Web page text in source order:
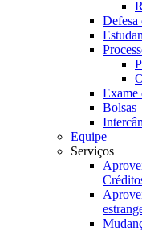
Defesa
Exame
Bolsas
Equipe
Serviços